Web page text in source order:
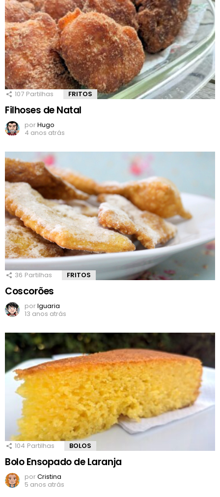
107 Partilhas FRITOS
Filhoses de Natal
porHugo
4 anos atrás
36 Partilhas FRITOS
Coscorões
porIguaria
13 anos atrás
104 Partilhas BOLOS
Bolo Ensopado de Laranja
porCristina
5 anos atrás